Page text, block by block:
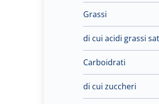
Grassi
di cui acidi grassi
Carboidrati
di cui zuccheri